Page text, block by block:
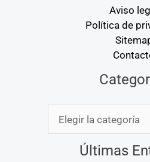
Aviso
Política de
Últimas